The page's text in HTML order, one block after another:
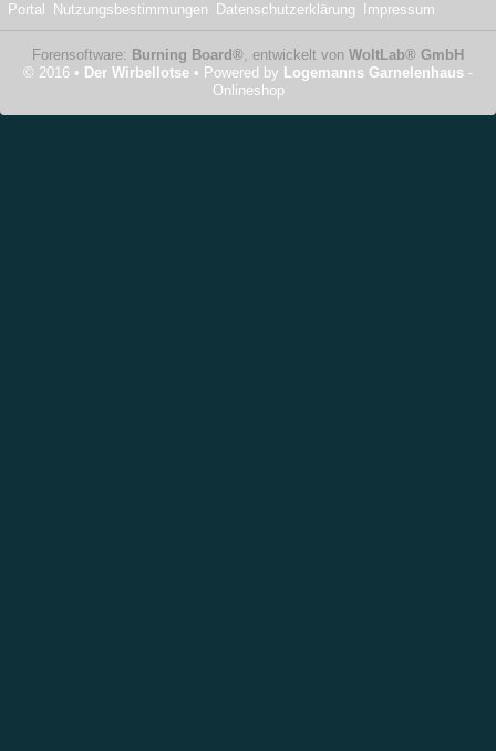
Portal Nutzungsbestimmungen Datenschutzerklärung Impressum
Forensoftware: Burning Board®, entwickelt von WoltLab® GmbH
© 2016 • Der Wirbellotse • Powered by Logemanns Garnelenhaus -
Onlineshop